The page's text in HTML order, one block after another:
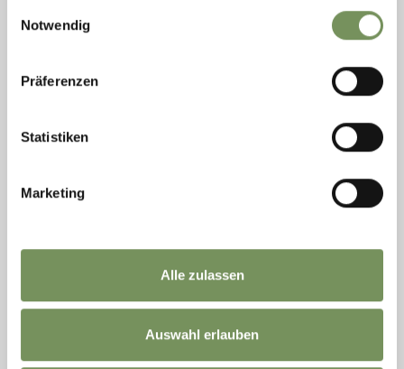
Notwendig
Präferenzen
Statistiken
Marketing
Alle zulassen
Auswahl erlauben
www.minigolf-schenna.com